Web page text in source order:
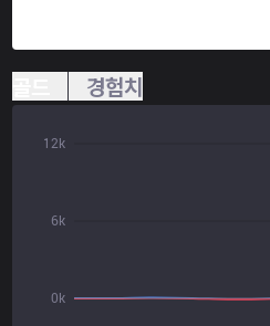
경험치
0k
6k
12k